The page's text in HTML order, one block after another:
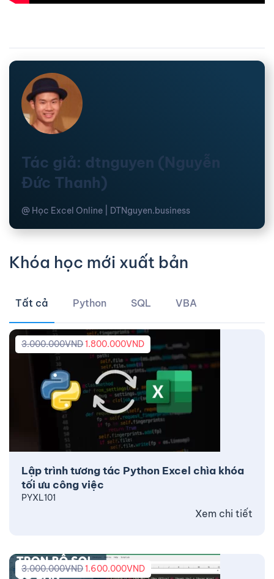
Tác giả: dtnguyen (Nguyễn
Đức Thanh)
@ Học Excel Online | DTNguyen.business
Khóa học mới xuất bản
Tất cả Python SQL VBA
Lập trình tương tác Python Excel chìa khóa
tối ưu công việc
3.000.000VND1.800.000VND
PYXL101
Xem chi tiết
3.000.000VND1.600.000VND